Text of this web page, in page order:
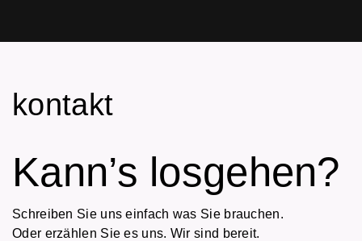
kontakt
Kann’s losgehen?
Schreiben Sie uns einfach was Sie brauchen.
Oder erzählen Sie es uns. Wir sind bereit.